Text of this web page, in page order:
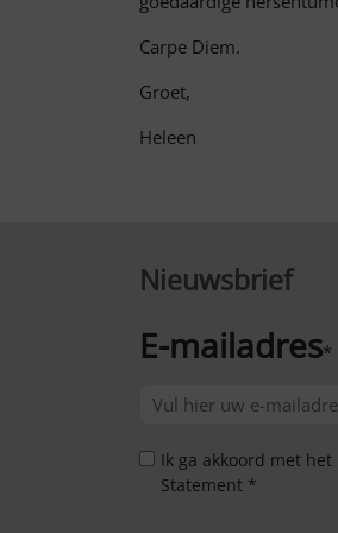
Carpe Diem.
Groet,
Heleen
Nieuwsbrief
E-mailadres*
Ik ga akkoord met het
Statement *